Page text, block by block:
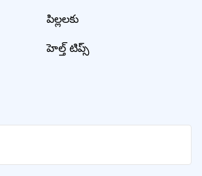
పిల్లలకు
హెల్త్ టిప్స్